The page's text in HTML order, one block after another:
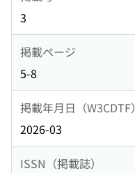
3
掲載ページ
5-8
掲載年月日（W3CDTF）
2026-03
ISSN（掲載誌）